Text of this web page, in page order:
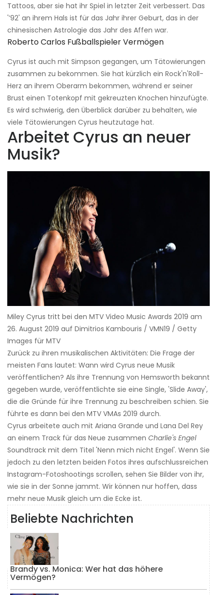
Tattoos, aber sie hat ihr Spiel in letzter Zeit verbessert. Das
'’92' an ihrem Hals ist für das Jahr ihrer Geburt, das in der
chinesischen Astrologie das Jahr des Affen war.
Roberto Carlos Fußballspieler Vermögen
Cyrus ist auch mit Simpson gegangen, um Tätowierungen
zusammen zu bekommen. Sie hat kürzlich ein Rock'n'Roll-
Herz an ihrem Oberarm bekommen, während er seiner
Brust einen Totenkopf mit gekreuzten Knochen hinzufügte.
Es wird schwierig, den Überblick darüber zu behalten, wie
viele Tätowierungen Cyrus heutzutage hat.
Arbeitet Cyrus an neuer
Musik?
Miley Cyrus tritt bei den MTV Video Music Awards 2019 am
26. August 2019 auf Dimitrios Kambouris / VMN19 / Getty
Images für MTV
Zurück zu ihren musikalischen Aktivitäten: Die Frage der
meisten Fans lautet: Wann wird Cyrus neue Musik
veröffentlichen? Als ihre Trennung von Hemsworth bekannt
gegeben wurde, veröffentlichte sie eine Single, 'Slide Away',
die die Gründe für ihre Trennung zu beschreiben schien. Sie
führte es dann bei den MTV VMAs 2019 durch.
Cyrus arbeitete auch mit Ariana Grande und Lana Del Rey
an einem Track für das Neue zusammen Charlie's Engel
Soundtrack mit dem Titel 'Nenn mich nicht Engel'. Wenn Sie
jedoch zu den letzten beiden Fotos ihres aufschlussreichen
Instagram-Fotoshootings scrollen, sehen Sie Bilder von ihr,
wie sie in der Sonne jammt. Wir können nur hoffen, dass
mehr neue Musik gleich um die Ecke ist.
Beliebte Nachrichten
Brandy vs. Monica: Wer hat das höhere
Vermögen?